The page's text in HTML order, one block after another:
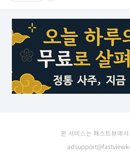
본 서비스는 패스트뷰에